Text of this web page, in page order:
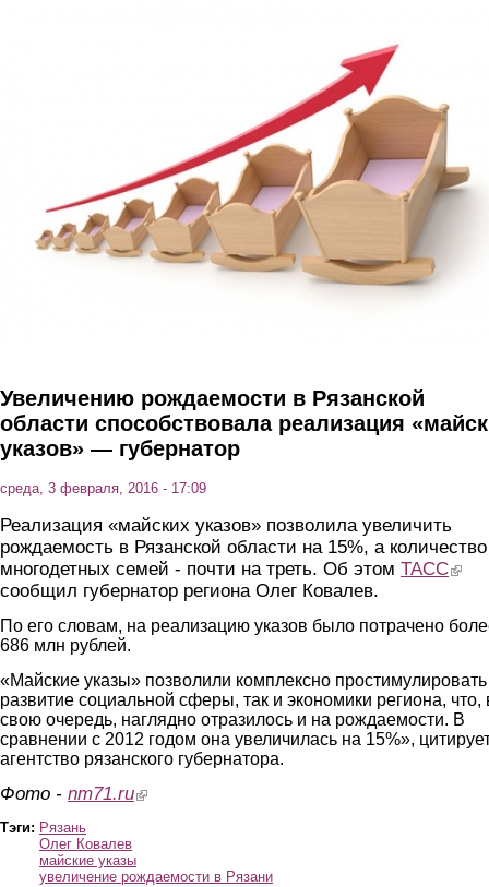
Увеличению рождаемости в Рязанской
области способствовала реализация
указов» — губернатор
среда, 3 февраля, 2016 - 17:09
Реализация «майских указов» позволила увеличить
рождаемость в Рязанской области на 15%, а количество
многодетных семей - почти на треть. Об этом ТАСС(link
сообщил губернатор региона Олег Ковалев.
По его словам, на реализацию указов было потрачено
686 млн рублей.
«Майские указы» позволили комплексно простимулировать
развитие социальной сферы, так и экономики региона, что,
свою очередь, наглядно отразилось и на рождаемости. В
сравнении с 2012 годом она увеличилась на 15%»,
агентство рязанского губернатора.
Фото - nm71.ru(link is external)
Тэги: Рязань
Олег Ковалев
майские указы
увеличение рождаемости в Рязани